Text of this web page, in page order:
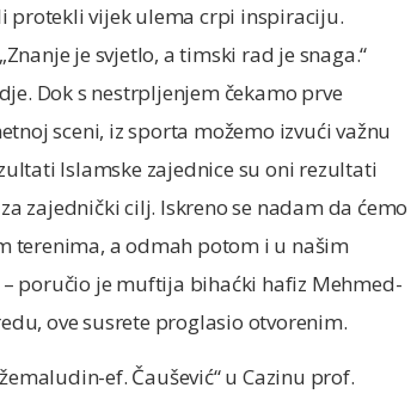
protekli vijek ulema crpi inspiraciju.
je svjetlo, a timski rad je snaga.“
Dok s nestrpljenjem čekamo prve
sceni, iz sporta možemo izvući važnu
Islamske zajednice su oni rezultati
zajednički cilj. Iskreno se nadam da ćemo
terenima, a odmah potom i u našim
poručio je muftija bihaćki hafiz Mehmed-
ove susrete proglasio otvorenim.
ef. Čaušević“ u Cazinu prof.